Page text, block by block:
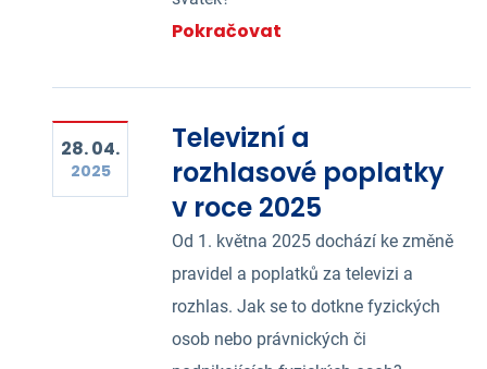
Pokračovat
28. 04.
2025
Televizní a
rozhlasové poplatky
v roce 2025
Od 1. května 2025 dochází ke změně
pravidel a poplatků za televizi a
rozhlas. Jak se to dotkne fyzických
osob nebo právnických či